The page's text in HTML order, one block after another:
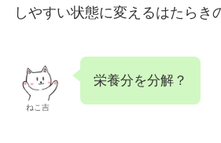
しやすい状態に変えるはたらき
ねこ吉
栄養分を分解？